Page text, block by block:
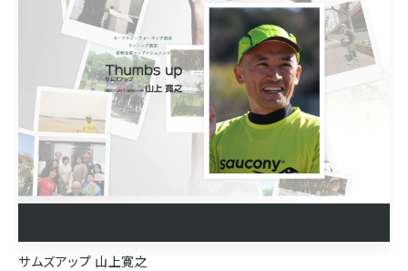
サムズアップ 山上寛之